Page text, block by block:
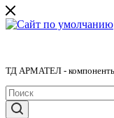
ТД АРМАТЕЛ -